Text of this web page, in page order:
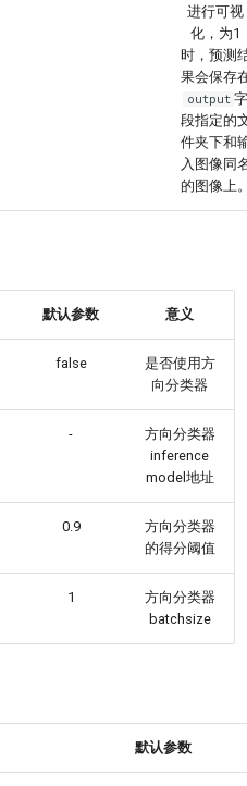
进行可视
化，为1
时，预测
果会保存
output 字
段指定的
件夹下和
入图像同
的图像上
默认参数 意义
false
是否使用方
向分类器
-
方向分类器
inference
model地址
0.9
方向分类器
的得分阈值
1
方向分类器
batchsize
默认参数